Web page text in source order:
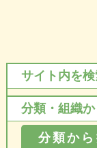
サイト内を
分類・組織
分類か